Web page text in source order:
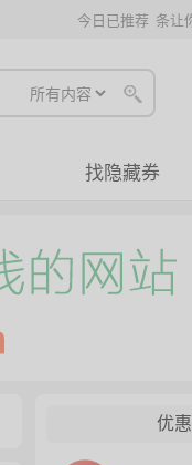
今日已推荐 条让
找隐藏券
优